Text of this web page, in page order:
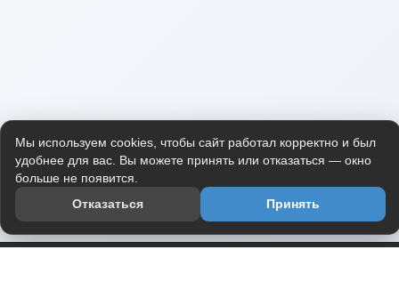
Мы используем cookies, чтобы сайт работал корректно и был
удобнее для вас. Вы можете принять или отказаться — окно
больше не появится.
Отказаться
Принять